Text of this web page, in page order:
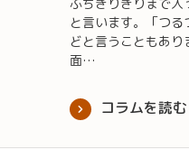
と言います。「つ
どと言うこともあ
面…
コラムを読む